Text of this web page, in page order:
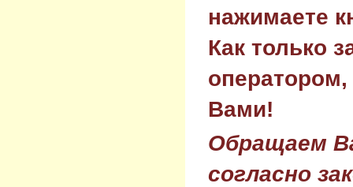
нажимаете
Как только
Вами!
Обращаем
согласно